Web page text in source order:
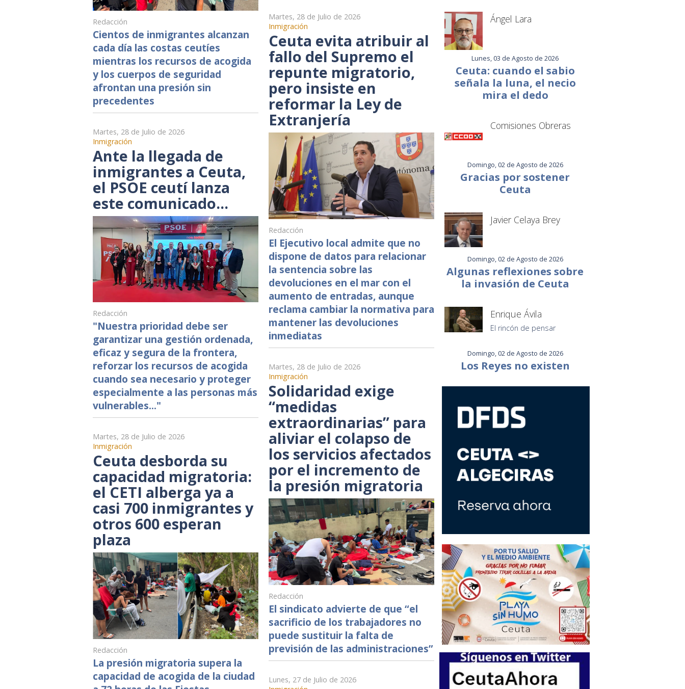
Redacción
Cientos de inmigrantes alcanzan
cada día las costas ceutíes
mientras los recursos de acogida
y los cuerpos de seguridad
afrontan una presión sin
precedentes
Martes, 28 de Julio de 2026
Inmigración
Ante la llegada de
inmigrantes a Ceuta,
el PSOE ceutí lanza
este comunicado...
Redacción
"Nuestra prioridad debe ser
garantizar una gestión ordenada,
eficaz y segura de la frontera,
reforzar los recursos de acogida
cuando sea necesario y proteger
especialmente a las personas más
vulnerables..."
Martes, 28 de Julio de 2026
Inmigración
Ceuta desborda su
capacidad migratoria:
el CETI alberga ya a
casi 700 inmigrantes y
otros 600 esperan
plaza
Redacción
La presión migratoria supera la
capacidad de acogida de la ciudad
Martes, 28 de Julio de 2026
Inmigración
Ceuta evita atribuir al
fallo del Supremo el
repunte migratorio,
pero insiste en
reformar la Ley de
Extranjería
Redacción
El Ejecutivo local admite que no
dispone de datos para relacionar
la sentencia sobre las
devoluciones en el mar con el
aumento de entradas, aunque
reclama cambiar la normativa para
mantener las devoluciones
inmediatas
Martes, 28 de Julio de 2026
Inmigración
Solidaridad exige
“medidas
extraordinarias” para
aliviar el colapso de
los servicios afectados
por el incremento de
la presión migratoria
Redacción
El sindicato advierte de que “el
sacrificio de los trabajadores no
puede sustituir la falta de
previsión de las administraciones”
Lunes, 27 de Julio de 2026
Ángel Lara
Lunes, 03 de Agosto de 2026
Ceuta: cuando el sabio
señala la luna, el necio
mira el dedo
Comisiones Obreras
Domingo, 02 de Agosto de 2026
Gracias por sostener
Ceuta
Javier Celaya Brey
Domingo, 02 de Agosto de 2026
Algunas reflexiones sobre
la invasión de Ceuta
Enrique Ávila
El rincón de pensar
Domingo, 02 de Agosto de 2026
Los Reyes no existen